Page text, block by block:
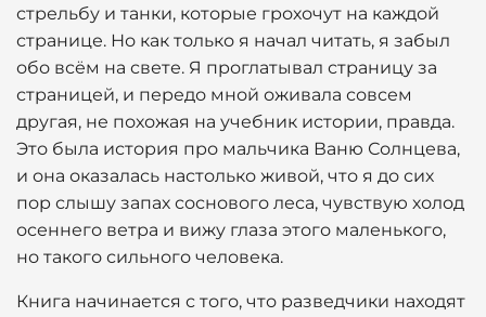
стрельбу и танки, которые грохочут на каждой
странице. Но как только я начал читать, я забыл
обо всём на свете. Я проглатывал страницу за
страницей, и передо мной оживала совсем
другая, не похожая на учебник истории, правда.
Это была история про мальчика Ваню Солнцева,
и она оказалась настолько живой, что я до сих
пор слышу запах соснового леса, чувствую холод
осеннего ветра и вижу глаза этого маленького,
но такого сильного человека.
Книга начинается с того, что разведчики находят